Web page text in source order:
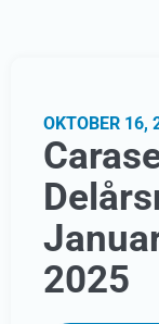
OKTOBER 16,
2025